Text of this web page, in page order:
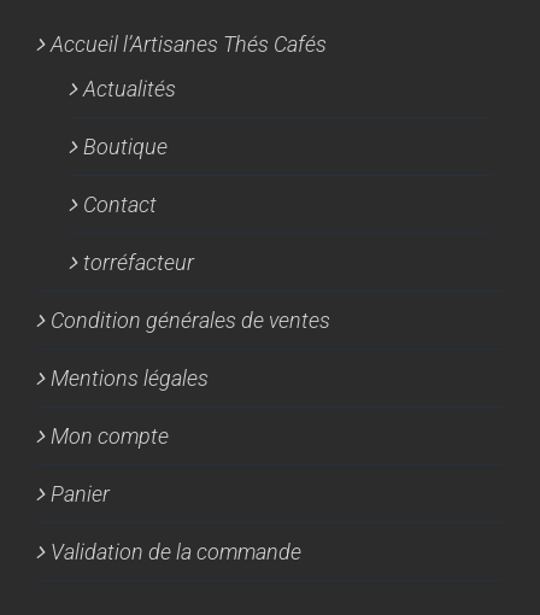
Accueil l’Artisanes Thés Cafés
Actualités
Boutique
Contact
torréfacteur
Condition générales de ventes
Mentions légales
Mon compte
Panier
Validation de la commande